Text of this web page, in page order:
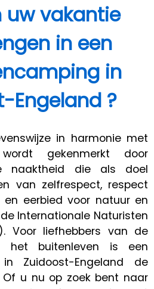
uw vakantie
in een
in
Engeland ?
in harmonie met
gekenmerkt door
naaktheid die als doel
van zelfrespect, respect
eerbied voor natuur en
Internationale Naturisten
Voor liefhebbers van de
het buitenleven is een
Zuidoost-Engeland de
u nu op zoek bent naar